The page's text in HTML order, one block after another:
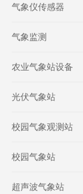
气象仪传感器
气象监测
农业气象站设备
光伏气象站
校园气象观测站
校园气象站
超声波气象站